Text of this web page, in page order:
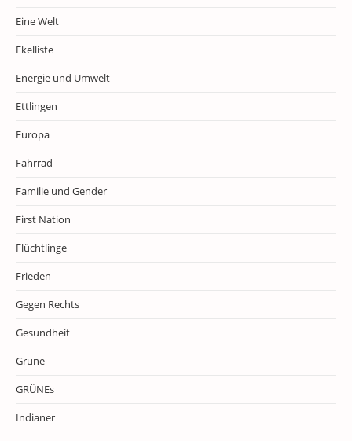
Eine Welt
Ekelliste
Energie und Umwelt
Ettlingen
Europa
Fahrrad
Familie und Gender
First Nation
Flüchtlinge
Frieden
Gegen Rechts
Gesundheit
Grüne
GRÜNEs
Indianer